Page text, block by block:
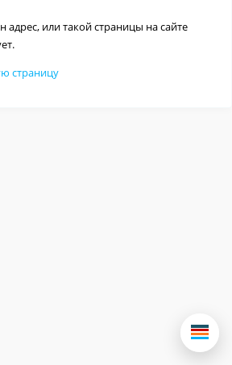
или такой страницы на сайте
страницу